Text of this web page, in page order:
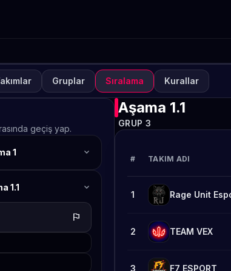
ON PUBG MOBILE
Gruplar Sıralama Kurallar
geçiş yap.
1 expand_more
1.1 expand_more
flag
Aşama 1.1
GRUP 3
# TAKIM ADI
1 Rage Unit
2 TEAM VEX
3 F7 ESPORT